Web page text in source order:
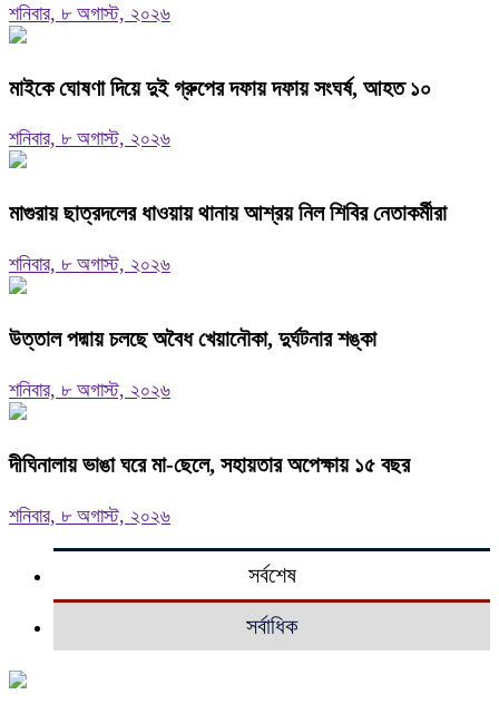
শনিবার, ৮ অগাস্ট, ২০২৬
মাইকে ঘোষণা দিয়ে দুই গ্রুপের দফায় দফায় সংঘর্ষ, আহত ১০
শনিবার, ৮ অগাস্ট, ২০২৬
মাগুরায় ছাত্রদলের ধাওয়ায় থানায় আশ্রয় নিল শিবির নেতাকর্মীরা
শনিবার, ৮ অগাস্ট, ২০২৬
উত্তাল পদ্মায় চলছে অবৈধ খেয়ানৌকা, দুর্ঘটনার শঙ্কা
শনিবার, ৮ অগাস্ট, ২০২৬
দীঘিনালায় ভাঙা ঘরে মা-ছেলে, সহায়তার অপেক্ষায় ১৫ বছর
শনিবার, ৮ অগাস্ট, ২০২৬
সর্বশেষ
সর্বাধিক